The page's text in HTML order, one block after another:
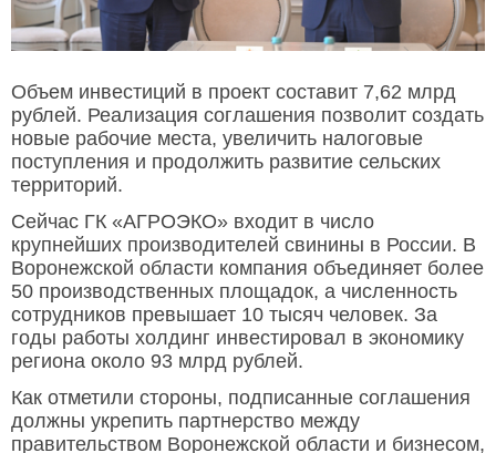
Объем инвестиций в проект составит 7,62 млрд
рублей. Реализация соглашения позволит создать
новые рабочие места, увеличить налоговые
поступления и продолжить развитие сельских
территорий.
Сейчас ГК «АГРОЭКО» входит в число
крупнейших производителей свинины в России. В
Воронежской области компания объединяет более
50 производственных площадок, а численность
сотрудников превышает 10 тысяч человек. За
годы работы холдинг инвестировал в экономику
региона около 93 млрд рублей.
Как отметили стороны, подписанные соглашения
должны укрепить партнерство между
правительством Воронежской области и бизнесом,